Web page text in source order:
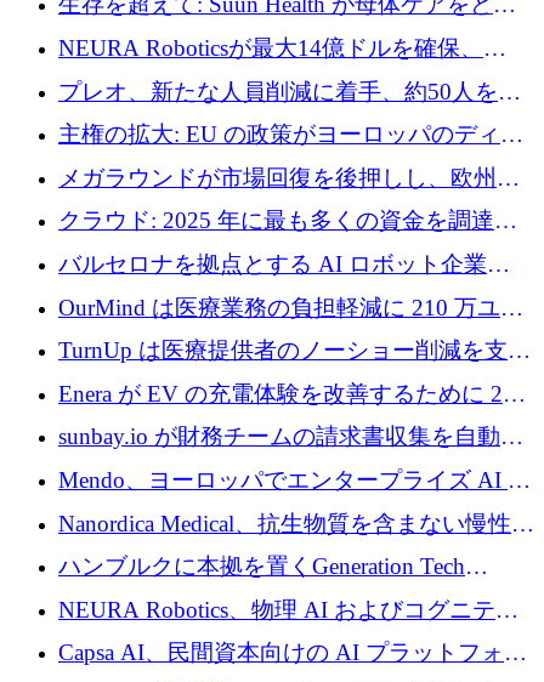
ように再考しているか
NEURA Roboticsが最大14億ドルを確保、
Bending Spoonsが米国IPOを申請、英国首相が
4億ポンドのチップ計画を発表
プレオ、新たな人員削減に着手、約50人を解
雇
主権の拡大: EU の政策がヨーロッパのディー
プテック戦略をどのように再構築しているか
メガラウンドが市場回復を後押しし、欧州の
ハイテク資金調達は5月に105億ユーロに回復
クラウド: 2025 年に最も多くの資金を調達し
た 10 社
バルセロナを拠点とする AI ロボット企業
Theker が 8,500 万ドルを調達
OurMind は医療業務の負担軽減に 210 万ユー
ロを寄付
TurnUp は医療提供者のノーショー削減を支援
するために 200 万ユーロを調達
Enera が EV の充電体験を改善するために 200
万ドルを調達
sunbay.io が財務チームの請求書収集を自動化
するために 55 万ユーロを調達
Mendo、ヨーロッパでエンタープライズ AI 導
入を拡大するために 1,200 万ユーロを確保
Nanordica Medical、抗生物質を含まない慢性創
傷治療薬を市場に投入するために 160 万ユー
ロを調達
ハンブルクに本拠を置くGeneration Tech
Partnersが5,000万ユーロのAIロールアップファ
NEURA Robotics、物理 AI およびコグニティ
ブ ロボティクス プラットフォームを拡張する
ためにシリーズ C で最大 14 億ドルを確保
Capsa AI、民間資本向けの AI プラットフォー